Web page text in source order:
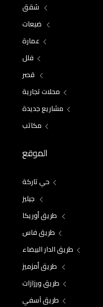
شقق
ضيعات
عمارة
فلل
قصر
محلات تجارية
مشاريع جديدة
مكاتب
الموقع
حي تاركة
جيليز
طريق أوريكا
طريق فاس
طريق الدار البيضاء
طريق أمزميز
طريق ورزازات
طريق آسفي